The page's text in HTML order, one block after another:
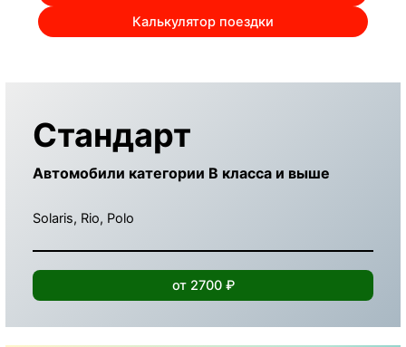
Калькулятор поездки
Стандарт
Автомобили категории B класса и выше
Solaris, Rio, Polo
от 2700 ₽